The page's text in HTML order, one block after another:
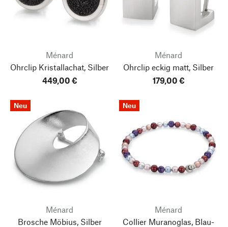
Ménard
Ohrclip Kristallachat, Silber
449,00 €
Ménard
Ohrclip eckig matt, Silber
179,00 €
Neu
Ménard
Brosche Möbius, Silber
Neu
Ménard
Collier Muranoglas, Blau-